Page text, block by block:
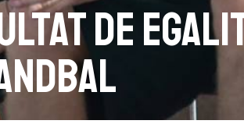
de